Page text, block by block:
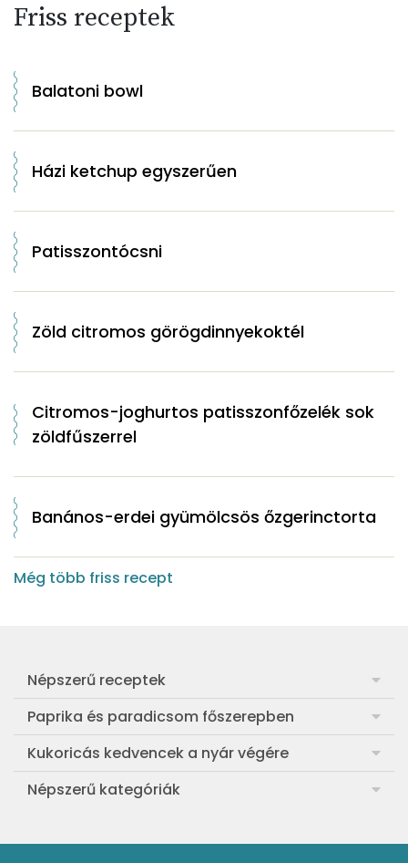
Friss receptek
Balatoni bowl
Házi ketchup egyszerűen
Patisszontócsni
Zöld citromos görögdinnyekoktél
Citromos-joghurtos patisszonfőzelék sok
zöldfűszerrel
Banános-erdei gyümölcsös őzgerinctorta
Még több friss recept
Népszerű receptek
Frankfurti leves
Egyszerű muffin
Aranygaluska
Egyszerű krumplifőzelék
Paprika és paradicsom főszerepben
Pan con Tomate
Paradicsom és paprika eltevése télre
Paradicsomos húsgombóc
Kukoricás kedvencek a nyár végére
Legfinomabb főtt kukorica
Bang bang kukorica
Népszerű kategóriák